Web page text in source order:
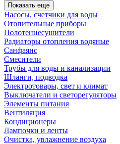
Показать еще
Насосы, счетчики для воды
Отопительные приборы
Полотенцесушители
Радиаторы отопления водяные
Санфаянс
Смесители
Трубы для воды и канализации
Шланги, подводка
Электротовары, свет и климат
Выключатели и светорегуляторы
Элементы питания
Вентиляция
Кондиционеры
Лампочки и ленты
Очистка, увлажнение воздуха